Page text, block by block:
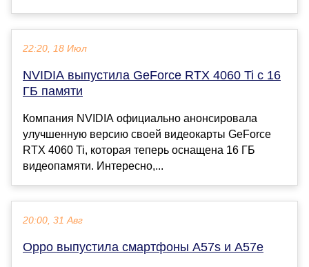
22:20, 18 Июл
NVIDIA выпустила GeForce RTX 4060 Ti с 16
ГБ памяти
Компания NVIDIA официально анонсировала
улучшенную версию своей видеокарты GeForce
RTX 4060 Ti, которая теперь оснащена 16 ГБ
видеопамяти. Интересно,...
20:00, 31 Авг
Oppo выпустила смартфоны A57s и A57e